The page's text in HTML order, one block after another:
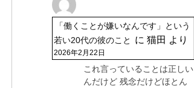
「働くことが嫌いなんです」という
若い20代の彼のこと
に 猫田 より
2026年2月22日
これ言っていることは正しい
んだけど 残念だけどほとん